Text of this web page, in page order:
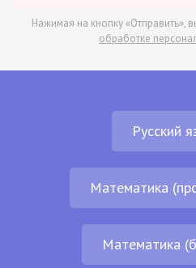
Нажимая на кнопку «Отправить»,
обработке
Русский
Математика
Математика